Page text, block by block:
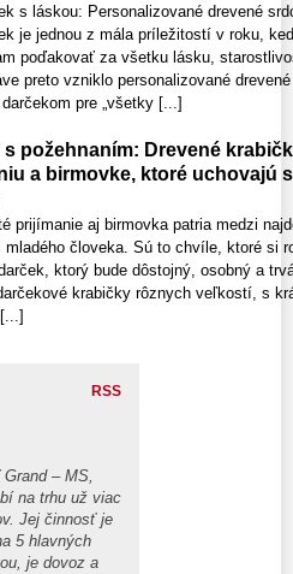
s láskou: Personalizované drevené
je jednou z mála príležitostí v roku,
poďakovať za všetku lásku,
preto vzniklo personalizované
pre „všetky [...]
s požehnaním: Drevené
a birmovke, ktoré uchovajú
prijímanie aj birmovka patria medzi
človeka. Sú to chvíle, ktoré si
ktorý bude dôstojný, osobný a
krabičky rôznych veľkostí, s
RSS
– MS,
na trhu už viac
Jej činnosť je
5 hlavných
je dovoz a